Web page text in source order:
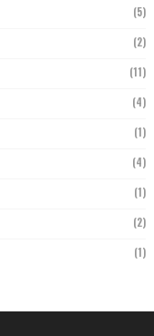
(5)
(2)
(11)
(4)
(1)
(4)
(1)
(2)
(1)